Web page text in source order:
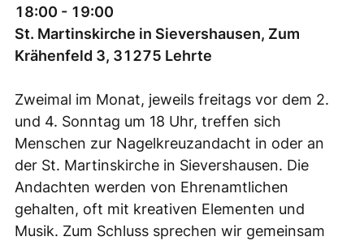
18:00 - 19:00
St. Martinskirche in Sievershausen, Zum
Krähenfeld 3, 31275 Lehrte
Zweimal im Monat, jeweils freitags vor dem 2.
und 4. Sonntag um 18 Uhr, treffen sich
Menschen zur Nagelkreuzandacht in oder an
der St. Martinskirche in Sievershausen. Die
Andachten werden von Ehrenamtlichen
gehalten, oft mit kreativen Elementen und
Musik. Zum Schluss sprechen wir gemeinsam